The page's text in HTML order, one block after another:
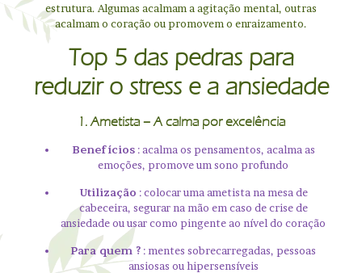
estrutura. Algumas acalmam a agitação mental, outras
acalmam o coração ou promovem o enraizamento.
Top 5 das pedras para
reduzir o stress e a ansiedade
1.Ametista– A calma por excelência
Benefícios: acalma os pensamentos, acalma as
emoções, promove um sono profundo
Utilização : colocar uma ametista na mesa de
cabeceira, segurar na mão em caso de crise de
ansiedade ou usar como pingente ao nível do coração
Para quem ? : mentes sobrecarregadas, pessoas
ansiosas ou hipersensíveis